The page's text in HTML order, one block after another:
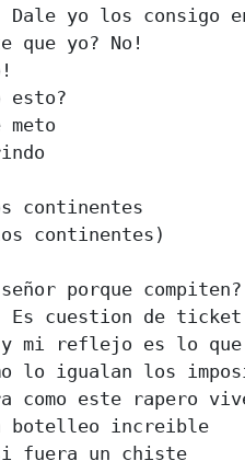
yo los consigo
que yo? No!
esto?
meto
continentes
continentes)
porque
Es cuestion de
y mi reflejo es lo
lo igualan los
como este rapero
botelleo increible
fuera un chiste